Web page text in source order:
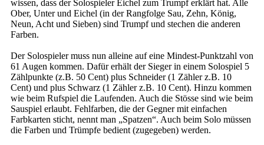
wissen, dass der Solospieler Eichel zum Trumpf erklärt hat. Alle
Ober, Unter und Eichel (in der Rangfolge Sau, Zehn, König,
Neun, Acht und Sieben) sind Trumpf und stechen die anderen
Farben.
Der Solospieler muss nun alleine auf eine Mindest-Punktzahl von
61 Augen kommen. Dafür erhält der Sieger in einem Solospiel 5
Zählpunkte (z.B. 50 Cent) plus Schneider (1 Zähler z.B. 10
Cent) und plus Schwarz (1 Zähler z.B. 10 Cent). Hinzu kommen
wie beim Rufspiel die Laufenden. Auch die Stösse sind wie beim
Sauspiel erlaubt. Fehlfarben, die der Gegner mit einfachen
Farbkarten sticht, nennt man „Spatzen“. Auch beim Solo müssen
die Farben und Trümpfe bedient (zugegeben) werden.